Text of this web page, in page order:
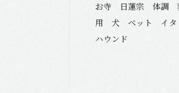
お寺 日蓮宗 体調
用 犬 ベット イタ
ハウンド